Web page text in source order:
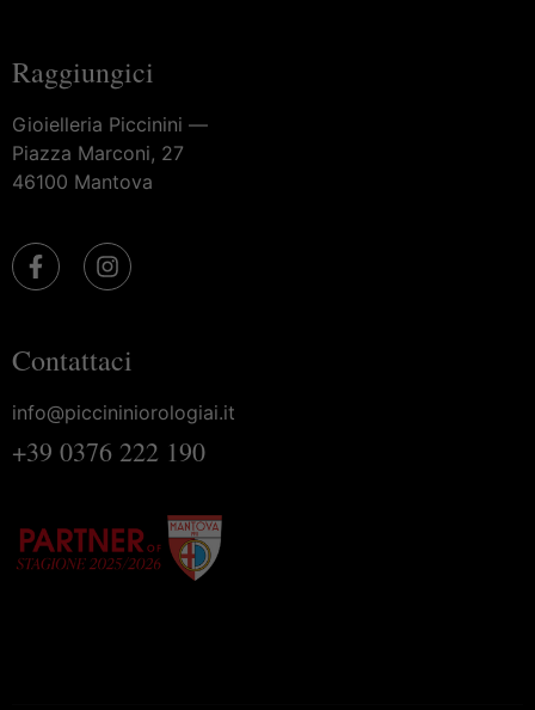
Raggiungici
Gioielleria Piccinini —
Piazza Marconi, 27
46100 Mantova
Contattaci
info@piccininiorologiai.it
+39 0376 222 190